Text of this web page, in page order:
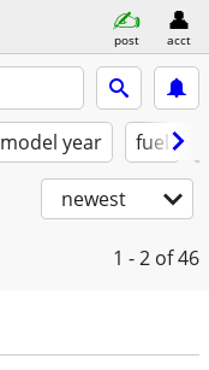
post acct
model year fuel
newest
1 - 2 of 46